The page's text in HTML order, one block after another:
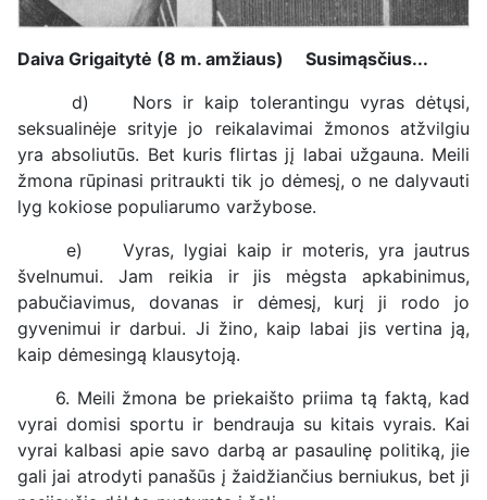
Daiva Grigaitytė (8 m. amžiaus) Susimąsčius...
d) Nors ir kaip tolerantingu vyras dėtųsi,
seksualinėje srityje jo reikalavimai žmonos atžvilgiu
yra absoliutūs. Bet kuris flirtas jį labai užgauna. Meili
žmona rūpinasi pritraukti tik jo dėmesį, o ne dalyvauti
lyg kokiose populiarumo varžybose.
e) Vyras, lygiai kaip ir moteris, yra jautrus
švelnumui. Jam reikia ir jis mėgsta apkabinimus,
pabučiavimus, dovanas ir dėmesį, kurį ji rodo jo
gyvenimui ir darbui. Ji žino, kaip labai jis vertina ją,
kaip dėmesingą klausytoją.
6. Meili žmona be priekaišto priima tą faktą, kad
vyrai domisi sportu ir bendrauja su kitais vyrais. Kai
vyrai kalbasi apie savo darbą ar pasaulinę politiką, jie
gali jai atrodyti panašūs į žaidžiančius berniukus, bet ji